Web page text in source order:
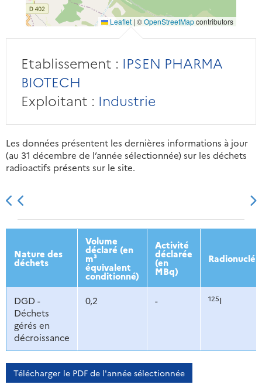
Leaflet | ©OpenStreetMapcontributors
Etablissement : IPSEN PHARMA
BIOTECH
Exploitant : Industrie
Les données présentent les dernières informations à jour
(au 31 décembre de l’année sélectionnée) sur les déchets
radioactifs présents sur le site.
2013 2014 2015 2016
Nature des
déchets
Volume
déclaré (en
m³
équivalent
conditionné)
Activité
déclarée
(en
MBq)
DGD -
Déchets
gérés en
décroissance
0,2 - 125I
Télécharger le PDF de l'année sélectionnée